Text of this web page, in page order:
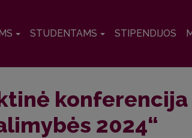
STUDENTAMS STIPENDIJOS
konferencija
2024“